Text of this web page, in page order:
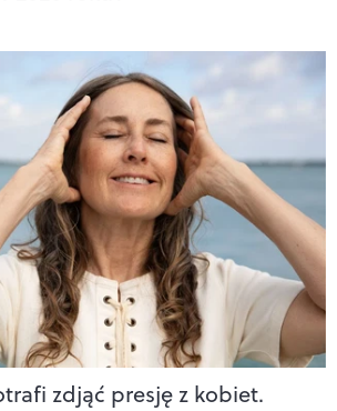
zdjąć presję z kobiet.